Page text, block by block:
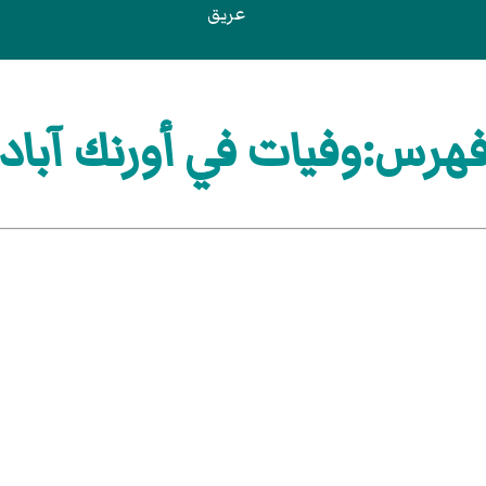
عريق
في أورنك